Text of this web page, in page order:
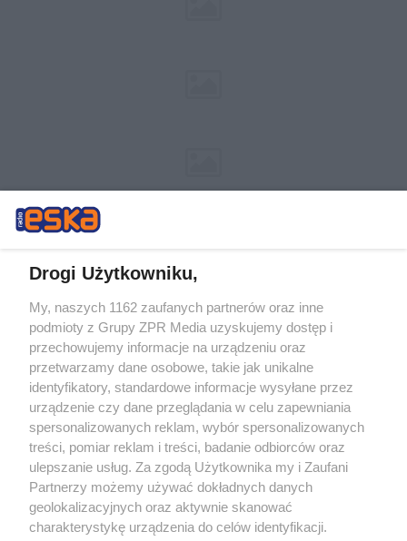
Żaden utwór zamieszczony w serwisie nie może być powielany i
rozpowszechniany lub dalej rozpowszechniany w jakikolwiek sposób (w
tym także elektroniczny lub mechaniczny) na jakimkolwiek polu
eksploatacji w jakiejkolwiek formie, włącznie z umieszczaniem w
Internecie bez pisemnej zgody właściciela praw. Jakiekolwiek użycie lub
wykorzystanie utworów w całości lub w części z naruszeniem prawa,
tzn. bez właściwej zgody, jest zabronione pod groźbą kary i może być
ścigane prawnie.
Drogi Użytkowniku,
My, naszych 1162 zaufanych partnerów oraz inne
podmioty z Grupy ZPR Media uzyskujemy dostęp i
przechowujemy informacje na urządzeniu oraz
przetwarzamy dane osobowe, takie jak unikalne
identyfikatory, standardowe informacje wysyłane przez
urządzenie czy dane przeglądania w celu zapewniania
spersonalizowanych reklam, wybór spersonalizowanych
treści, pomiar reklam i treści, badanie odbiorców oraz
ulepszanie usług. Za zgodą Użytkownika my i Zaufani
Partnerzy możemy używać dokładnych danych
geolokalizacyjnych oraz aktywnie skanować
charakterystykę urządzenia do celów identyfikacji.